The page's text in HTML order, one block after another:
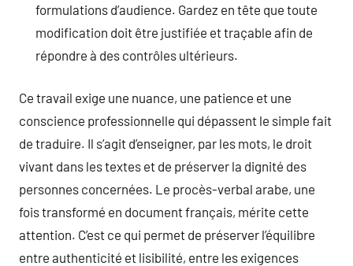
formulations d’audience. Gardez en tête que toute
modification doit être justifiée et traçable afin de
répondre à des contrôles ultérieurs.
Ce travail exige une nuance, une patience et une
conscience professionnelle qui dépassent le simple fait
de traduire. Il s’agit d’enseigner, par les mots, le droit
vivant dans les textes et de préserver la dignité des
personnes concernées. Le procès-verbal arabe, une
fois transformé en document français, mérite cette
attention. C’est ce qui permet de préserver l’équilibre
entre authenticité et lisibilité, entre les exigences